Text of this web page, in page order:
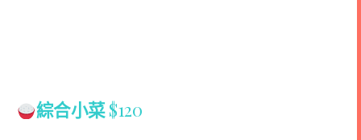
綜合小菜$120